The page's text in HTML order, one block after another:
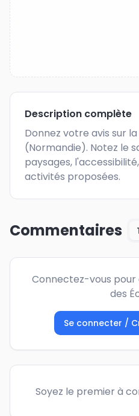
Description complète
Donnez votre avis sur
(Normandie). Notez le
paysages,
activités proposées.
Commentaires
Connectez-vous
des
Se connecter /
Soyez le premier à